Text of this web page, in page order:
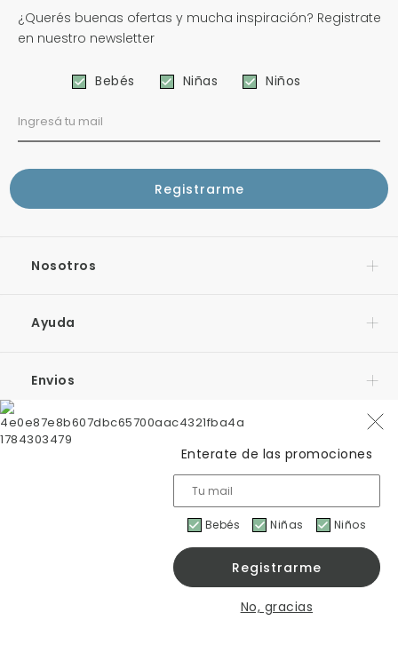
¿Querés buenas ofertas y mucha inspiración? Registrate
en nuestro newsletter
Bebés Niñas Niños
Nosotros
Ayuda
Envios
Contacto
Cheeky©2026. Todos los derechos reservados.
Enterate de las promociones
Bebés Niñas Niños
No, gracias